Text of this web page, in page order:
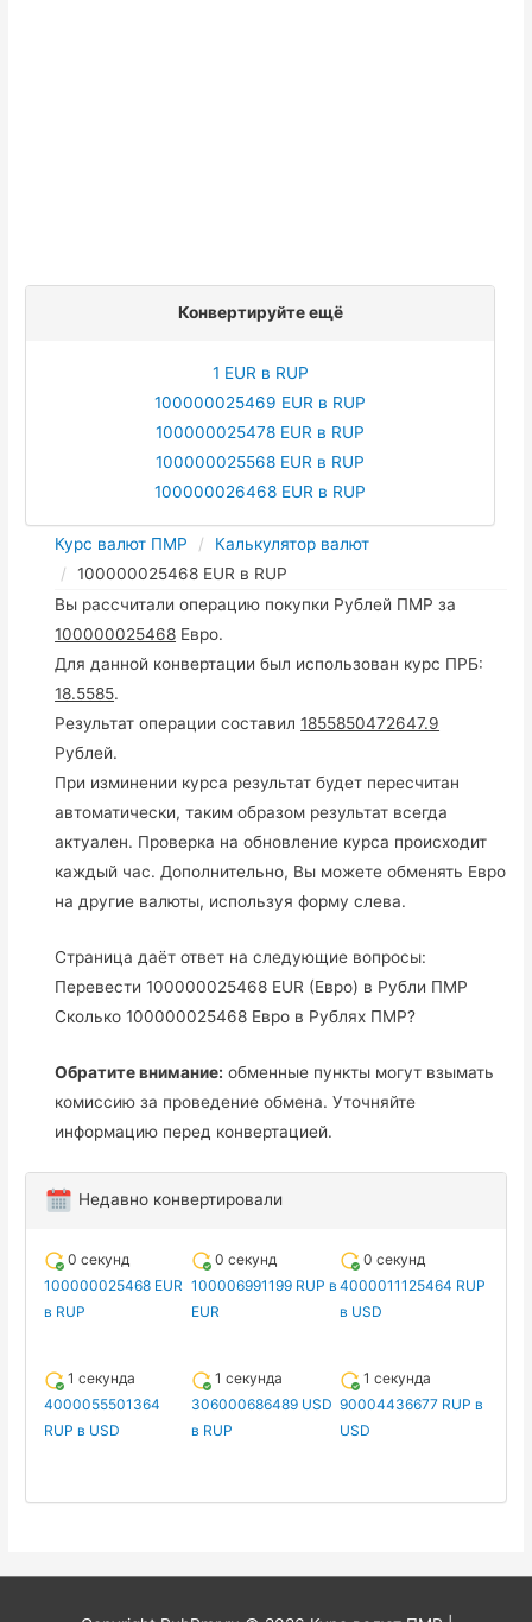
Конвертируйте ещё
1 EUR в RUP
100000025469 EUR в RUP
100000025478 EUR в RUP
100000025568 EUR в RUP
100000026468 EUR в RUP
Курс валют ПМР
Калькулятор валют
100000025468 EUR в RUP
Вы рассчитали операцию покупки Рублей ПМР за
100000025468 Евро.
Для данной конвертации был использован курс ПРБ:
18.5585.
Результат операции составил1855850472647.9
Рублей.
При изминении курса результат будет пересчитан
автоматически, таким образом результат всегда
актуален. Проверка на обновление курса происходит
каждый час. Дополнительно, Вы можете обменять Евро
на другие валюты, используя форму слева.
Страница даёт ответ на следующие вопросы:
Перевести 100000025468 EUR (Евро) в Рубли ПМР
Сколько 100000025468 Евро в Рублях ПМР?
Обратите внимание: обменные пункты могут взымать
комиссию за проведение обмена. Уточняйте
информацию перед конвертацией.
Недавно конвертировали
0 секунд
100000025468 EUR
в RUP
0 секунд
100006991199 RUP в
EUR
0 секунд
4000011125464 RUP
в USD
1 секунда
4000055501364
RUP в USD
1 секунда
306000686489 USD
в RUP
1 секунда
90004436677 RUP в
USD